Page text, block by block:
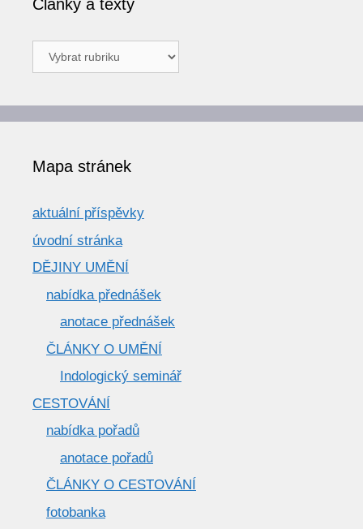
Články a texty
Články
a
Mapa stránek
aktuální příspěvky
úvodní stránka
DĚJINY UMĚNÍ
nabídka přednášek
anotace přednášek
ČLÁNKY O UMĚNÍ
Indologický seminář
CESTOVÁNÍ
nabídka pořadů
anotace pořadů
ČLÁNKY O CESTOVÁNÍ
fotobanka